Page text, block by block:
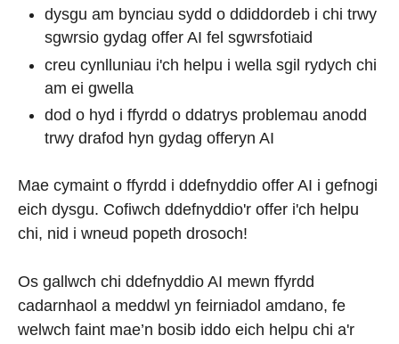
dysgu am bynciau sydd o ddiddordeb i chi trwy
sgwrsio gydag offer AI fel sgwrsfotiaid
creu cynlluniau i'ch helpu i wella sgil rydych chi
am ei gwella
dod o hyd i ffyrdd o ddatrys problemau anodd
trwy drafod hyn gydag offeryn AI
Mae cymaint o ffyrdd i ddefnyddio offer AI i gefnogi
eich dysgu. Cofiwch ddefnyddio'r offer i'ch helpu
chi, nid i wneud popeth drosoch!
Os gallwch chi ddefnyddio AI mewn ffyrdd
cadarnhaol a meddwl yn feirniadol amdano, fe
welwch faint mae’n bosib iddo eich helpu chi a'r